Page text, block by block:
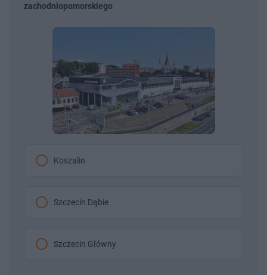
zachodniopomorskiego
Koszalin
Szczecin Dąbie
Szczecin Główny